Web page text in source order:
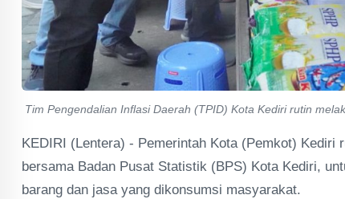
Tim Pengendalian Inflasi Daerah (TPID) Kota Kediri rutin
KEDIRI (Lentera) - Pemerintah Kota (Pemkot) Kediri
bersama Badan Pusat Statistik (BPS) Kota Kediri,
barang dan jasa yang dikonsumsi masyarakat.